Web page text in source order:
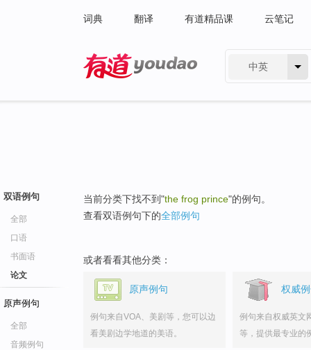
词典 翻译 有道精品课 云笔记
中英
双语例句
全部
口语
书面语
论文
原声例句
全部
音频例句
当前分类下找不到"the frog prince"的例句。
查看双语例句下的全部例句
或者看看其他分类：
原声例句
例句来自VOA、美剧等，您可以边
看美剧边学地道的美语。
权威
例句来自权威英文
等，提供最专业的